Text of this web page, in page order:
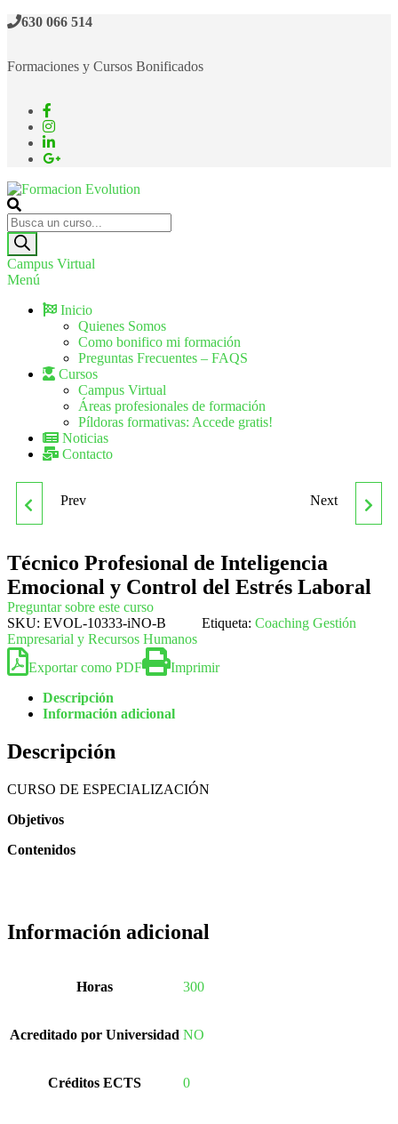
630 066 514
Formaciones y Cursos Bonificados
Formacion Evolution
Cursos de formación continua
Campus Virtual
Menú
Inicio
Quienes Somos
Como bonifico mi formación
Preguntas Frecuentes – FAQS
Cursos
Campus Virtual
Áreas profesionales de formación
Píldoras formativas: Accede gratis!
Noticias
Contacto
TÉCNICO PROFESIONAL
Prev TÉCNICO PROFESIONAL
ANIMACIÓN TURÍSTICA
Next
Técnico Profesional de Inteligencia
Emocional y Control del Estrés Laboral
Preguntar sobre este curso
SKU: EVOL-10333-iNO-B Etiqueta: Coaching Gestión
Empresarial y Recursos Humanos
Exportar como PDF
Imprimir
Descripción
Información adicional
Descripción
CURSO DE ESPECIALIZACIÓN
Objetivos
Contenidos
Información adicional
Horas 300
Acreditado por Universidad NO
Créditos ECTS 0